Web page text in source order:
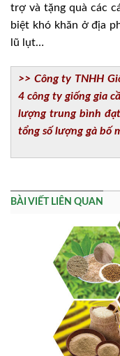
trợ và tặng quà các
biệt khó khăn ở địa
lũ lụt…
>> Công ty TNHH
4 công ty giống gia
lượng trung bình
tổng số lượng gà bố
BÀI VIẾT LIÊN QUAN